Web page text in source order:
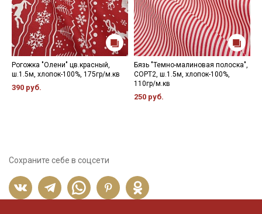
Рогожка "Олени" цв.красный,
ш.1.5м, хлопок-100%, 175гр/м.кв
390 руб.
Бязь "Темно-малиновая полоска",
СОРТ2, ш.1.5м, хлопок-100%,
110гр/м.кв
250 руб.
Сохраните себе в соцсети